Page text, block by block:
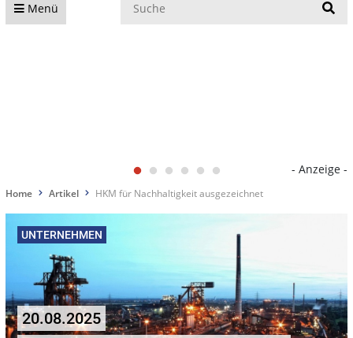
Menü
- Anzeige -
Home Artikel HKM für Nachhaltigkeit ausgezeichnet
UNTERNEHMEN
20.08.2025